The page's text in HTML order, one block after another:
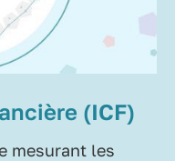
(ICF)
mesurant les